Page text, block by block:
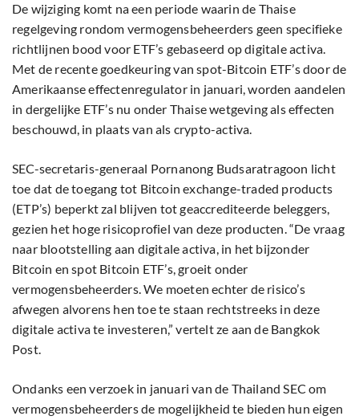
De wijziging komt na een periode waarin de Thaise
regelgeving rondom vermogensbeheerders geen specifieke
richtlijnen bood voor ETF’s gebaseerd op digitale activa.
Met de recente goedkeuring van spot-Bitcoin ETF’s door de
Amerikaanse effectenregulator in januari, worden aandelen
in dergelijke ETF’s nu onder Thaise wetgeving als effecten
beschouwd, in plaats van als crypto-activa.
SEC-secretaris-generaal Pornanong Budsaratragoon licht
toe dat de toegang tot Bitcoin exchange-traded products
(ETP’s) beperkt zal blijven tot geaccrediteerde beleggers,
gezien het hoge risicoprofiel van deze producten. “De vraag
naar blootstelling aan digitale activa, in het bijzonder
Bitcoin en spot Bitcoin ETF’s, groeit onder
vermogensbeheerders. We moeten echter de risico’s
afwegen alvorens hen toe te staan rechtstreeks in deze
digitale activa te investeren,” vertelt ze aan de Bangkok
Post.
Ondanks een verzoek in januari van de Thailand SEC om
vermogensbeheerders de mogelijkheid te bieden hun eigen